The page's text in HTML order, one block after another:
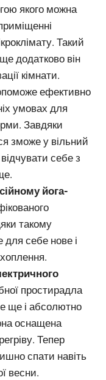
якого можна
Такий
додатково він
кімнати.
ефективно
умовах для
Завдяки
зможе у вільний
себе з
йога-
такому
себе нове і
простирадла
ще і абсолютно
оснащена
Тепер
спати навіть
весни.